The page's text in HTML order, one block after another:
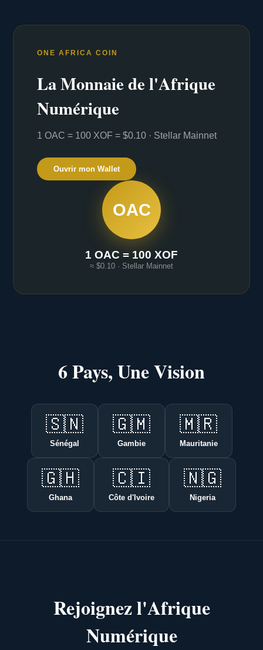
ONE AFRICA COIN
La Monnaie de l'Afrique
Numérique
1 OAC = 100 XOF = $0.10 · Stellar Mainnet
Ouvrir mon Wallet
OAC
1 OAC = 100 XOF
≈ $0.10 · Stellar Mainnet
6 Pays, Une Vision
🇸🇳
Sénégal
🇬🇲
Gambie
🇲🇷
Mauritanie
🇬🇭
Ghana
🇨🇮
Côte d'Ivoire
🇳🇬
Nigeria
Rejoignez l'Afrique
Numérique